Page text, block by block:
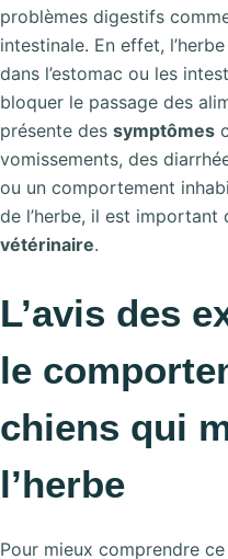
problèmes digestifs
intestinale. En effet,
dans l’estomac ou les
bloquer le passage des
présente des symptômes
vomissements, des
ou un comportement
de l’herbe, il est important
vétérinaire.
L’avis des
le
chiens qui
l’herbe
Pour mieux comprendre